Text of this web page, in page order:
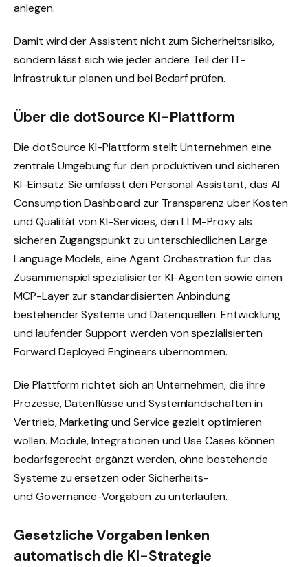
anlegen.
Damit wird der Assistent nicht zum Sicherheitsrisiko,
sondern lässt sich wie jeder andere Teil der IT-
Infrastruktur planen und bei Bedarf prüfen.
Über die dotSource KI-Plattform
Die dotSource KI-Plattform stellt Unternehmen eine
zentrale Umgebung für den produktiven und sicheren
KI-Einsatz. Sie umfasst den Personal Assistant, das AI
Consumption Dashboard zur Transparenz über Kosten
und Qualität von KI-Services, den LLM-Proxy als
sicheren Zugangspunkt zu unterschiedlichen Large
Language Models, eine Agent Orchestration für das
Zusammenspiel spezialisierter KI-Agenten sowie einen
MCP-Layer zur standardisierten Anbindung
bestehender Systeme und Datenquellen. Entwicklung
und laufender Support werden von spezialisierten
Forward Deployed Engineers übernommen.
Die Plattform richtet sich an Unternehmen, die ihre
Prozesse, Datenflüsse und Systemlandschaften in
Vertrieb, Marketing und Service gezielt optimieren
wollen. Module, Integrationen und Use Cases können
bedarfsgerecht ergänzt werden, ohne bestehende
Systeme zu ersetzen oder Sicherheits-
und Governance-Vorgaben zu unterlaufen.
Gesetzliche Vorgaben lenken
automatisch die KI-Strategie